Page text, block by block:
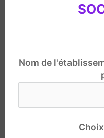
Nom de